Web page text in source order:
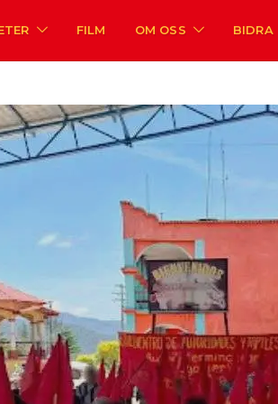
FILM OM OSS BIDRA